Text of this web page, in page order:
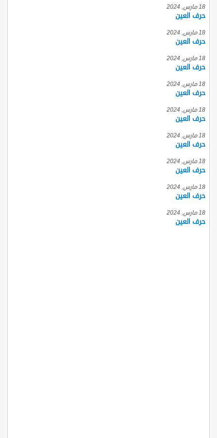
18 مارس, 2024
حرف العين
18 مارس, 2024
حرف العين
18 مارس, 2024
حرف العين
18 مارس, 2024
حرف العين
18 مارس, 2024
حرف العين
18 مارس, 2024
حرف العين
18 مارس, 2024
حرف العين
18 مارس, 2024
حرف العين
18 مارس, 2024
حرف العين